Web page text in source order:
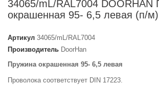
34065/mL/RAL7004 DOORHAN
окрашенная 95- 6,5 левая (п/м)
Артикул 34065/mL/RAL7004
Производитель DoorHan
Пружина окрашенная 95- 6,5 левая
Проволока соответствует DIN 17223.